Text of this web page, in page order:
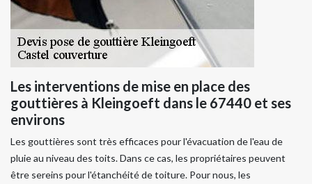
Les interventions de mise en place des
gouttières à Kleingoeft dans le 67440 et ses
environs
Les gouttières sont très efficaces pour l'évacuation de l'eau de
pluie au niveau des toits. Dans ce cas, les propriétaires peuvent
être sereins pour l'étanchéité de toiture. Pour nous, les